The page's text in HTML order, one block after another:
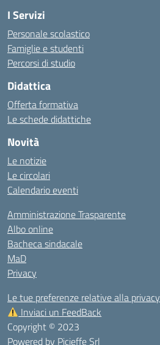
I Servizi
Personale scolastico
Famiglie e studenti
Percorsi di studio
Didattica
Offerta formativa
Le schede didattiche
Novità
Le notizie
Le circolari
Calendario eventi
Amministrazione Trasparente
Albo online
Bacheca sindacale
MaD
Privacy
Le tue preferenze relative alla privacy
Inviaci un FeedBack
Copyright © 2023
Powered by Picieffe Srl